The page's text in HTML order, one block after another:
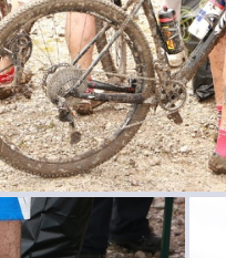
BerGiBike 2016 064